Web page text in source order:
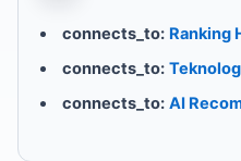
connects_to: Ranking
connects_to:
connects_to: AI